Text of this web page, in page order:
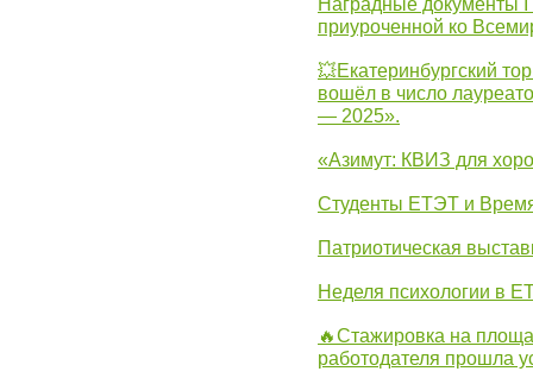
Наградные документы
приуроченной ко
💥Екатеринбургский
вошёл в число
— 2025».
«Азимут: КВИЗ для
Студенты ЕТЭТ и
Патриотическая
Неделя психологии в
🔥Стажировка на
работодателя прошла